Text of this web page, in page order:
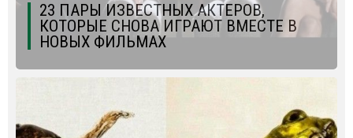
23 ПАРЫ ИЗВЕСТНЫХ АКТЕРОВ,
КОТОРЫЕ СНОВА ИГРАЮТ ВМЕСТЕ В
НОВЫХ ФИЛЬМАХ